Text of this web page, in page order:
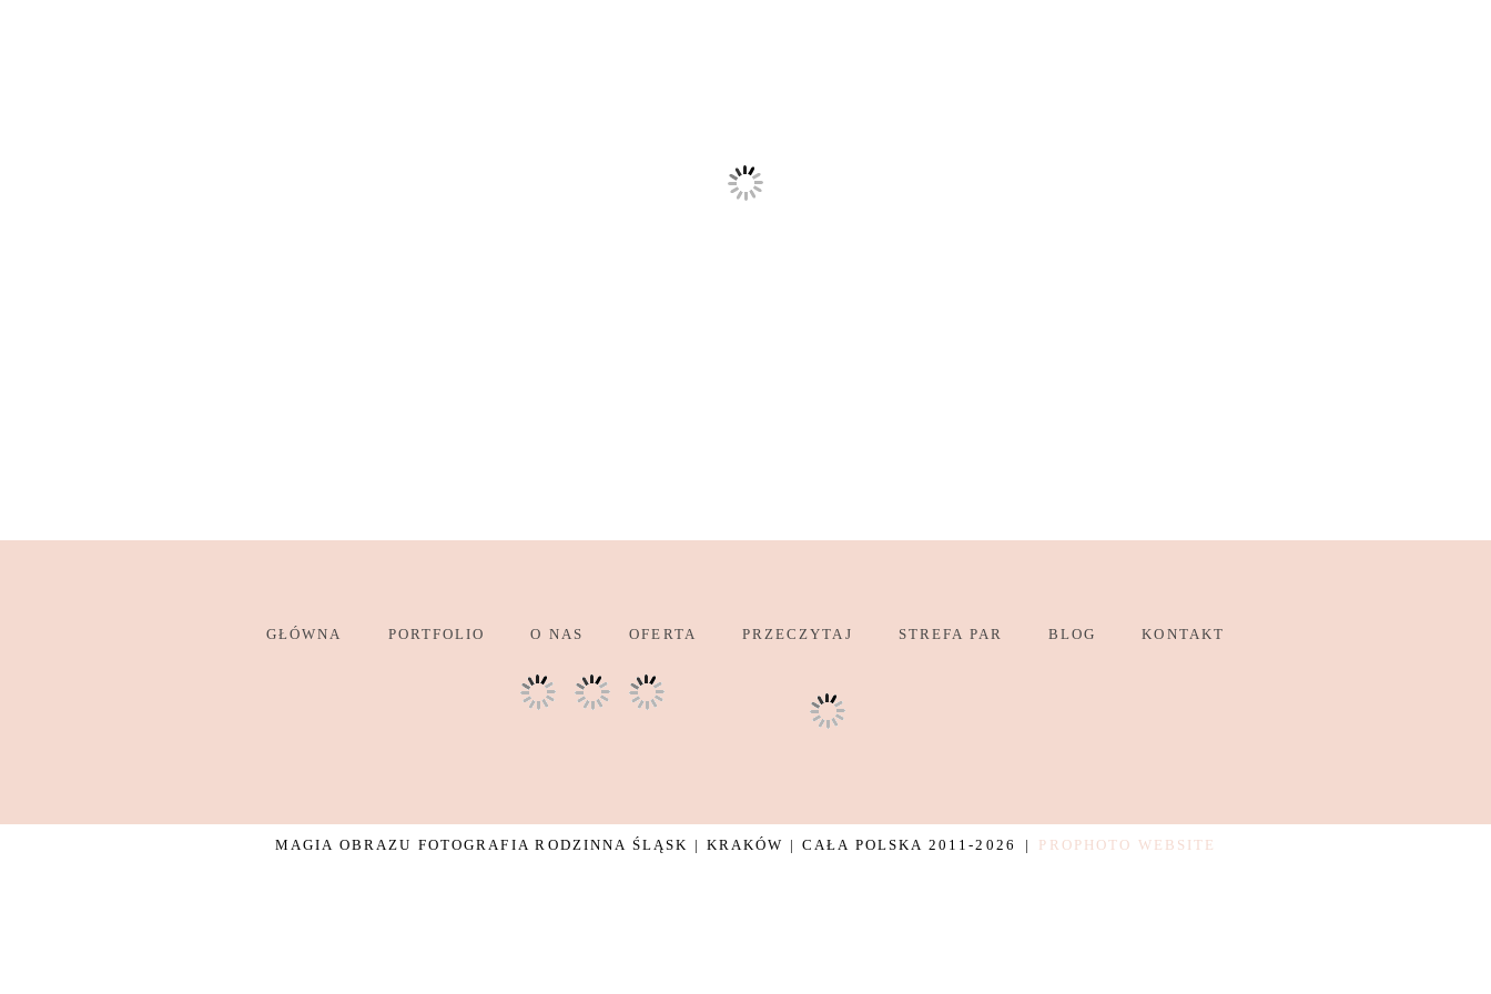
GŁÓWNA PORTFOLIO O NAS OFERTA PRZECZYTAJ STREFA PAR BLOG KONTAKT
MAGIA OBRAZU FOTOGRAFIA RODZINNA ŚLĄSK | KRAKÓW | CAŁA POLSKA 2011-2026 | PROPHOTO WEBSITE